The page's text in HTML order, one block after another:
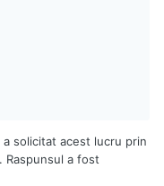
solicitat acest lucru prin
Raspunsul a fost